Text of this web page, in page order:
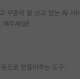
꾸준히 잘 쓰고 있는 AI 서
해주세요!!
으로 만들어주는 도구.